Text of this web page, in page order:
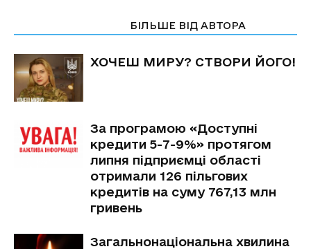
БІЛЬШЕ ВІД АВТОРА
ХОЧЕШ МИРУ? СТВОРИ ЙОГО!
За програмою «Доступні
кредити 5-7-9%» протягом
липня підприємці області
отримали 126 пільгових
кредитів на суму 767,13 млн
гривень
Загальнонаціональна хвилина